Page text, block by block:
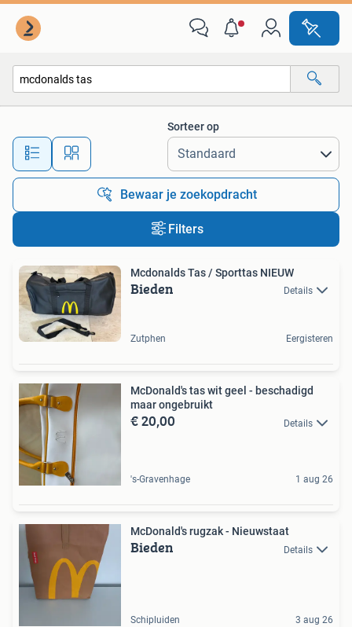
Alle afstanden…
Sorteer op
Bewaar je zoekopdracht
Filters
Mcdonalds Tas / Sporttas NIEUW
Bieden Details
Zutphen Eergisteren
McDonald's tas wit geel - beschadigd
maar ongebruikt
€ 20,00 Details
's-Gravenhage 1 aug 26
McDonald's rugzak - Nieuwstaat
Bieden Details
Schipluiden 3 aug 26